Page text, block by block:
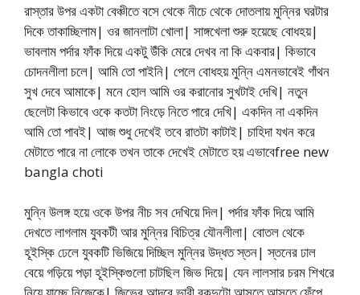
রাস্তার উপর একটা বেঞ্চীতে বসে থেকে নীচে থেকে দোতলায় মুন্নির ঘরটার
দিকে তাকাচ্ছিলাম| ওর জানলাটা খোলা| সাঙ্গখেলা শুরু হয়েছে বোধহয়|
ভাবলাম পর্দার ফাঁক দিয়ে একটু উঁকি মেরে দেখব না কি একবার| কিভাবে
চোদনলীলা চলে| আমি তো পাইনি| পেলে বোধহয় মুন্নি এমনভাবেই গাঁথন
সুখ দেবে আমাকে| মনে হোল আমি ওর করানোর সুখটাই দেখি| নতুন
ছেলেটা কিভাবে ওকে কতটা নিংড়ে নিতে পারে দেখি| একদিন না একদিন
আমি তো পাবই| আজ শুধু দেখেই তবে রাতটা কাটাই| চাহিদা যখন করে
মেটাতে পারে না লোকে তখন তাকে দেখেই মেটাতে হয় এভাবেfree new
bangla choti
মুন্নি উলঙ্গ হয়ে ওকে উপর নীচ সব দেখিয়ে দিল| পর্দার ফাঁক দিয়ে আমি
দেখতে লাগলাম যুবকটী আর মুন্নির বিচিত্র যৌনলীলা| বোতল থেকে
হূইস্কি ঢেলে যুবকটি ভিজিয়ে দিচ্ছিল মুন্নির উদ্ধত স্তন| স্তনের ঢাল
বেয়ে গড়িয়ে পড়া হূইস্কিগুলো চাটছিল জিভ দিয়ে| যেন লালসার চরম শিখরে